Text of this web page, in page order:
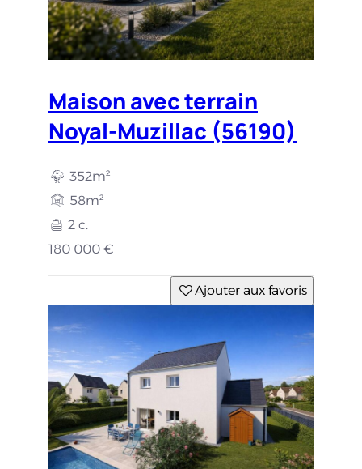
Maison avec terrain
Noyal-Muzillac (56190)
352m²
58m²
2 c.
180 000 €
Ajouter aux favoris